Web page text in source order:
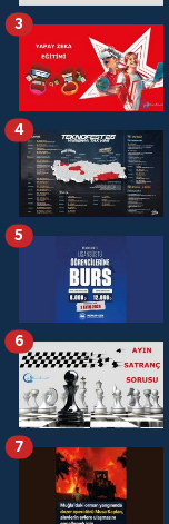
3
4
5
6
7